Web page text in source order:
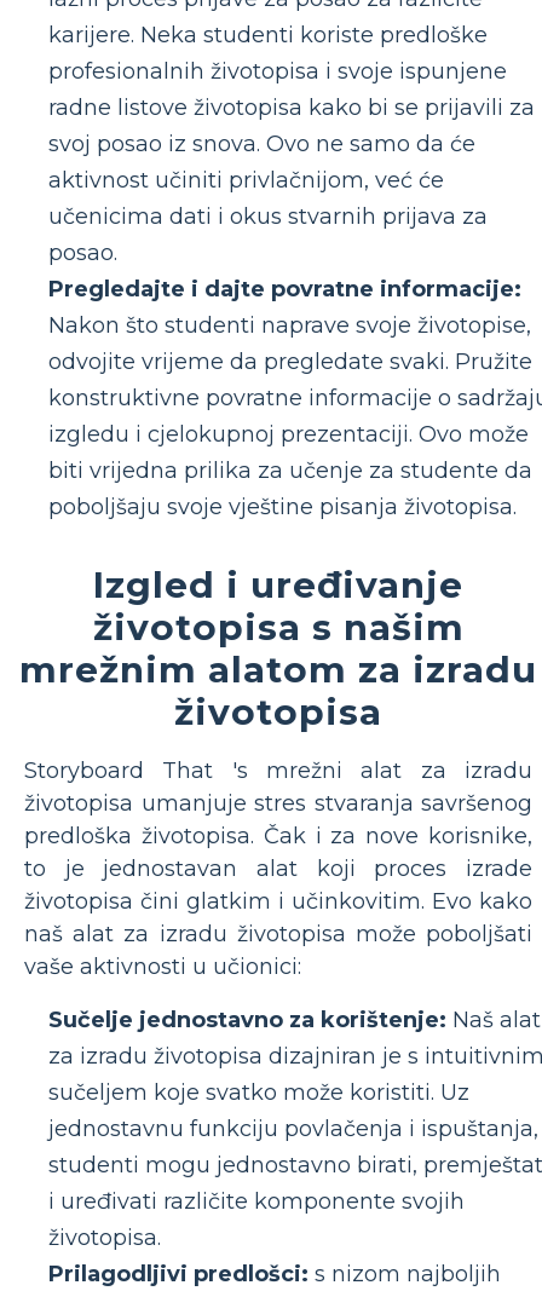
karijere. Neka studenti koriste predloške
profesionalnih životopisa i svoje ispunjene
radne listove životopisa kako bi se prijavili za
svoj posao iz snova. Ovo ne samo da će
aktivnost učiniti privlačnijom, već će
učenicima dati i okus stvarnih prijava za
posao.
Pregledajte i dajte povratne informacije:
Nakon što studenti naprave svoje životopise,
odvojite vrijeme da pregledate svaki. Pružite
konstruktivne povratne informacije o
izgledu i cjelokupnoj prezentaciji. Ovo može
biti vrijedna prilika za učenje za studente da
poboljšaju svoje vještine pisanja životopisa.
Izgled i uređivanje
životopisa s našim
mrežnim alatom za izradu
životopisa
Storyboard That 's mrežni alat za izradu
životopisa umanjuje stres stvaranja savršenog
predloška životopisa. Čak i za nove korisnike,
to je jednostavan alat koji proces izrade
životopisa čini glatkim i učinkovitim. Evo kako
naš alat za izradu životopisa može poboljšati
vaše aktivnosti u učionici:
Sučelje jednostavno za korištenje: Naš alat
za izradu životopisa dizajniran je s
sučeljem koje svatko može koristiti. Uz
jednostavnu funkciju povlačenja i ispuštanja,
studenti mogu jednostavno birati,
i uređivati različite komponente svojih
životopisa.
Prilagodljivi predlošci: s nizom najboljih